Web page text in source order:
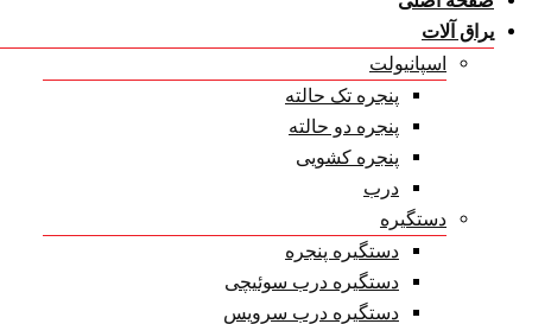
یراق آلات
اسپانیولت
پنجره تک حالته
پنجره دو حالته
پنجره کشویی
درب
دستگیره
دستگیره پنجره
دستگیره درب سوئیچی
دستگیره درب سرویس